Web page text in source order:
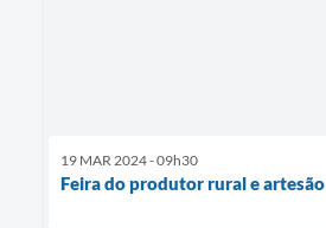
19 MAR 2024 - 09h30
Feira do produtor rural e artesão